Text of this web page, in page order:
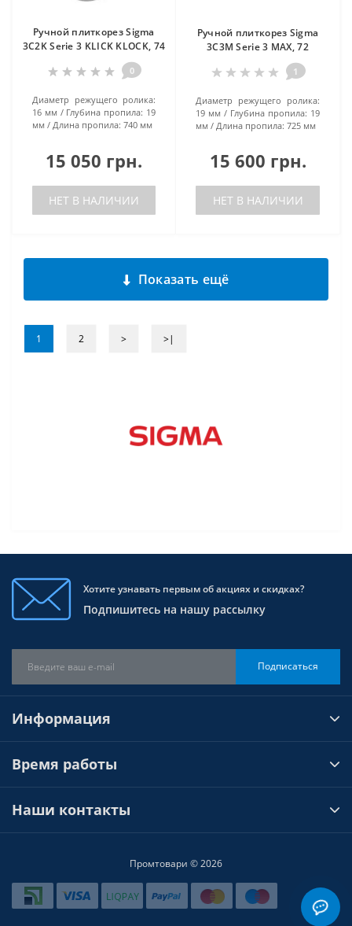
Ручной плиткорез Sigma
3C2K Serie 3 KLICK KLOCK, 74
0
Диаметр режущего ролика:
16 мм
Глубина пропила: 19
мм
Длина пропила: 740 мм
15 050 грн.
НЕТ В НАЛИЧИИ
Ручной плиткорез Sigma
3C3M Serie 3 MAX, 72
1
Диаметр режущего ролика:
19 мм
Глубина пропила: 19
мм
Длина пропила: 725 мм
15 600 грн.
НЕТ В НАЛИЧИИ
Показать ещё
1 2 > >|
Хотите узнавать первым об акциях и скидках?
Подпишитесь на нашу рассылку
Подписаться
Информация
Время работы
Наши контакты
Промтовари © 2026